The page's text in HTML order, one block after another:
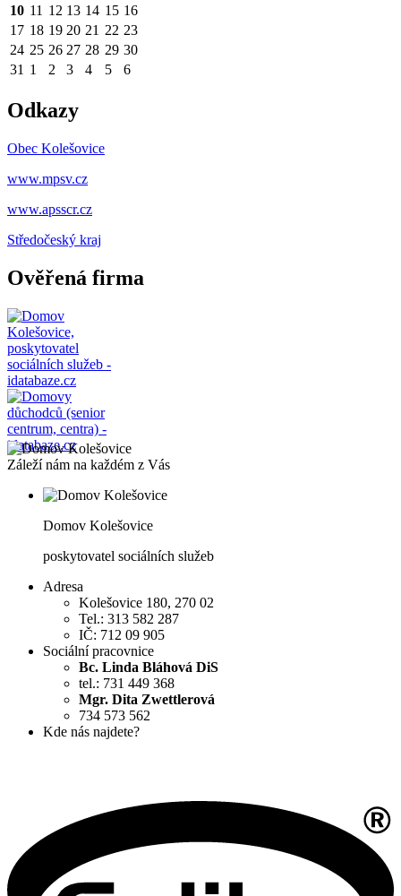
10 11 12 13 14 15 16
17 18 19 20 21 22 23
24 25 26 27 28 29 30
31 1 2 3 4 5 6
Odkazy
Obec Kolešovice
www.mpsv.cz
www.apsscr.cz
Středočeský kraj
Ověřená firma
Záleží nám na každém z Vás
Domov Kolešovice
poskytovatel sociálních služeb
Adresa
Kolešovice 180, 270 02
Tel.: 313 582 287
IČ: 712 09 905
Sociální pracovnice
Bc. Linda Bláhová DiS
tel.: 731 449 368
Mgr. Dita Zwettlerová
734 573 562
Kde nás najdete?